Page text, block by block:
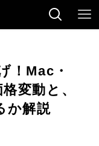
！Mac・
変動と、
か解説